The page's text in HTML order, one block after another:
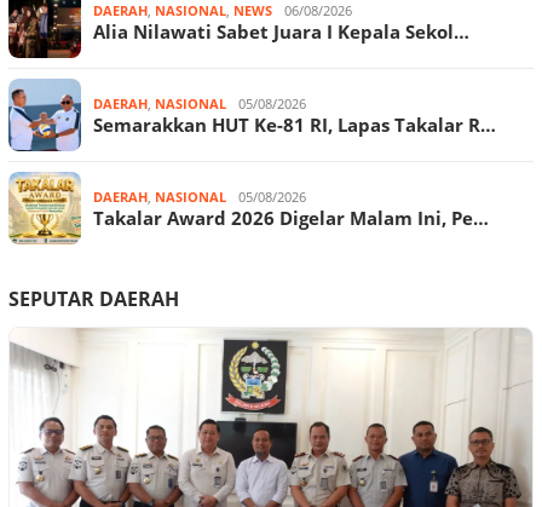
DAERAH, NASIONAL, NEWS 06/08/2026
Alia Nilawati Sabet Juara I Kepala Sekol…
DAERAH, NASIONAL 05/08/2026
Semarakkan HUT Ke-81 RI, Lapas Takalar R…
DAERAH, NASIONAL 05/08/2026
Takalar Award 2026 Digelar Malam Ini, Pe…
SEPUTAR DAERAH